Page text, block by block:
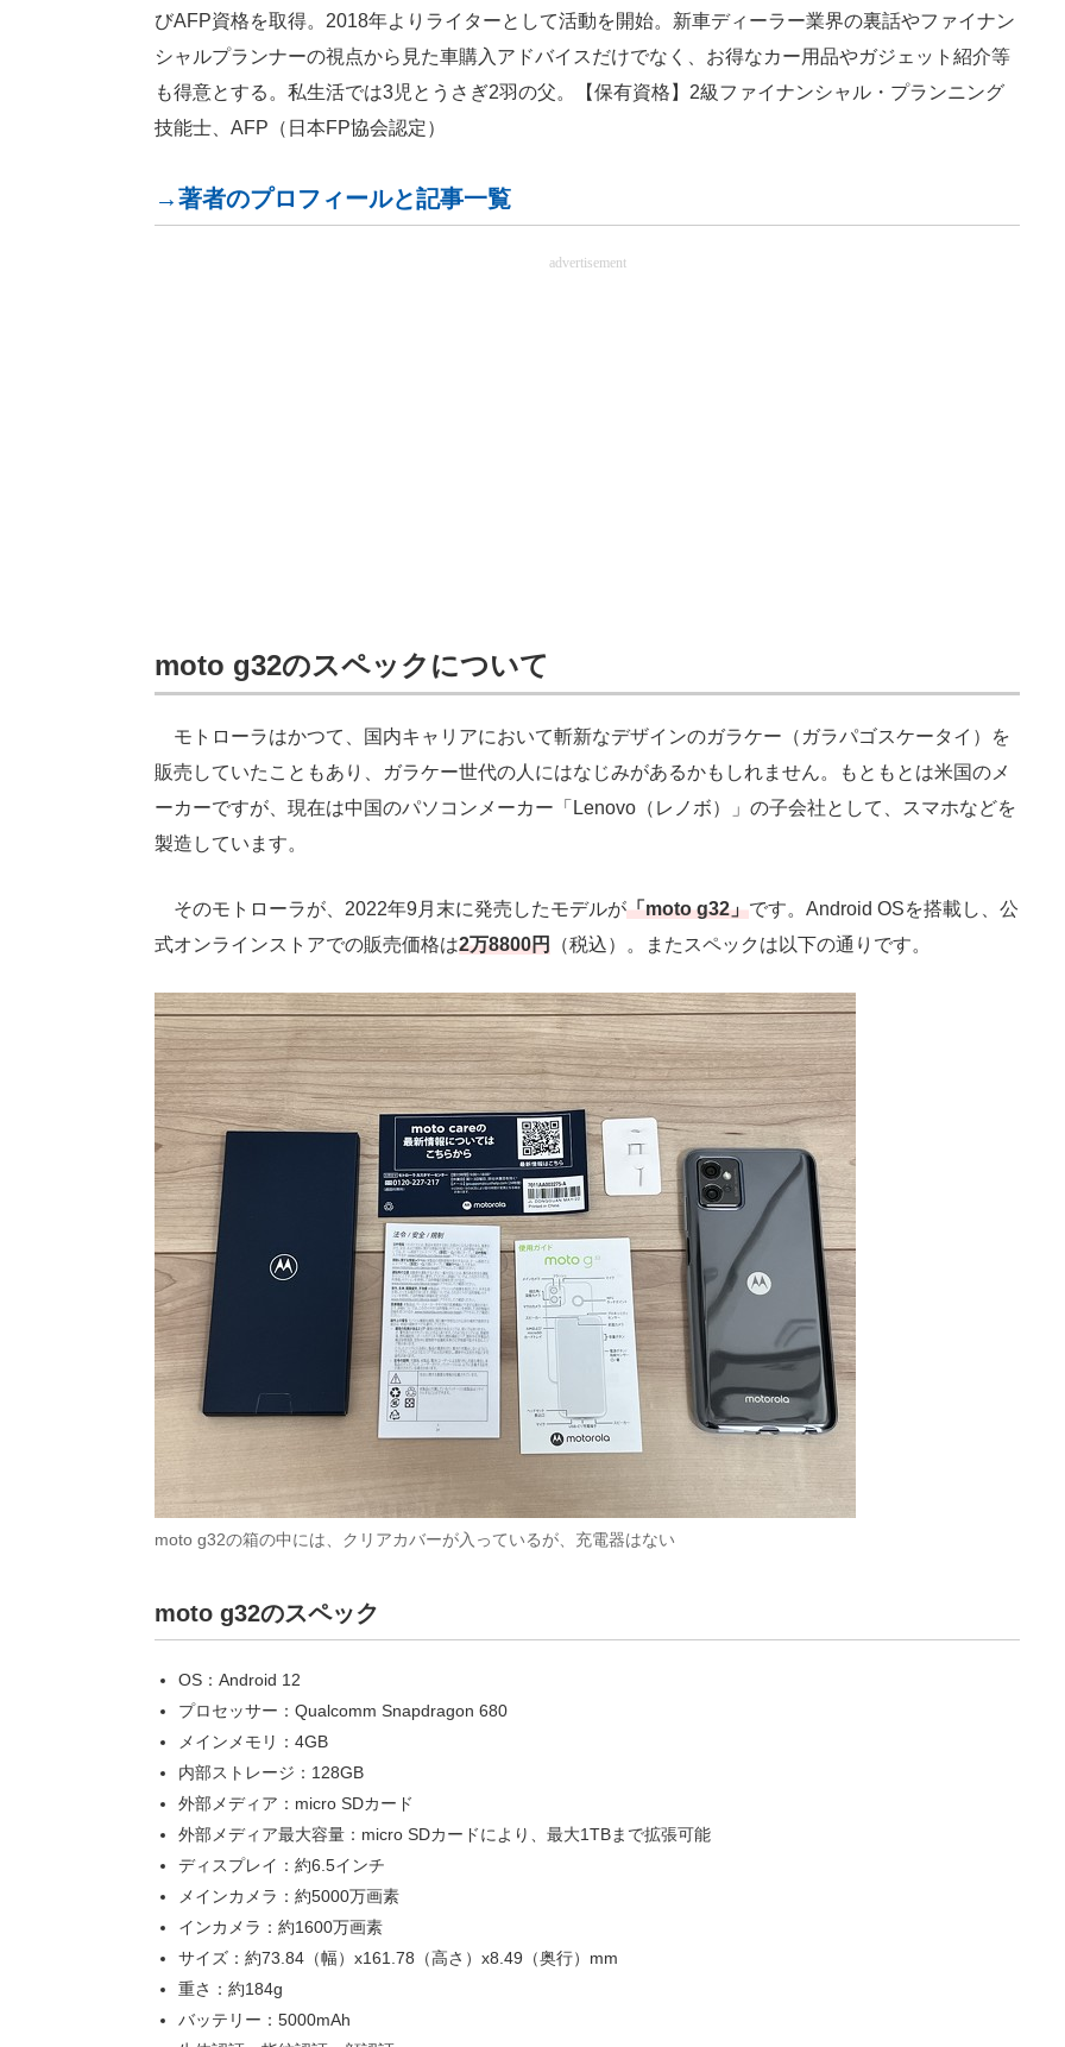
びAFP資格を取得。2018年よりライターとして活動を開始。新車ディーラー業界の裏話やファイナン
シャルプランナーの視点から見た車購入アドバイスだけでなく、お得なカー用品やガジェット紹介等
も得意とする。私生活では3児とうさぎ2羽の父。【保有資格】2級ファイナンシャル・プランニング
技能士、AFP（日本FP協会認定）
→著者のプロフィールと記事一覧
advertisement
moto g32のスペックについて
モトローラはかつて、国内キャリアにおいて斬新なデザインのガラケー（ガラパゴスケータイ）を
販売していたこともあり、ガラケー世代の人にはなじみがあるかもしれません。もともとは米国のメ
ーカーですが、現在は中国のパソコンメーカー「Lenovo（レノボ）」の子会社として、スマホなどを
製造しています。
そのモトローラが、2022年9月末に発売したモデルが「moto g32」です。Android OSを搭載し、公
式オンラインストアでの販売価格は2万8800円 （税込）。またスペックは以下の通りです。
moto g32の箱の中には、クリアカバーが入っているが、充電器はない
moto g32のスペック
OS：Android 12
プロセッサー：Qualcomm Snapdragon 680
メインメモリ：4GB
内部ストレージ：128GB
外部メディア：micro SDカード
外部メディア最大容量：micro SDカードにより、最大1TBまで拡張可能
ディスプレイ：約6.5インチ
メインカメラ：約5000万画素
インカメラ：約1600万画素
サイズ：約73.84（幅）x161.78（高さ）x8.49（奥行）mm
重さ：約184g
バッテリー：5000mAh